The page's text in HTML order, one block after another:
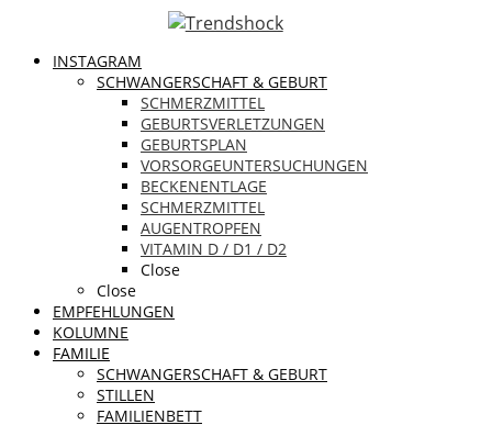
INSTAGRAM
SCHWANGERSCHAFT & GEBURT
SCHMERZMITTEL
GEBURTSVERLETZUNGEN
GEBURTSPLAN
VORSORGEUNTERSUCHUNGEN
BECKENENTLAGE
SCHMERZMITTEL
AUGENTROPFEN
VITAMIN D / D1 / D2
Close
Close
EMPFEHLUNGEN
KOLUMNE
FAMILIE
SCHWANGERSCHAFT & GEBURT
STILLEN
FAMILIENBETT